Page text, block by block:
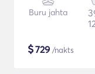
Buru jahta
$729 /nakts